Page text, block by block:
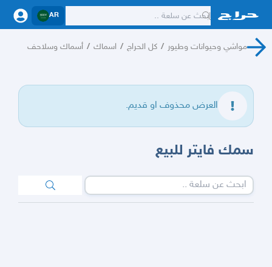
AR
مواشي وحيوانات وطيور / كل الحراج / اسماك / أسماك وسلاحف
العرض محذوف او قديم.
سمك فايتر للبيع